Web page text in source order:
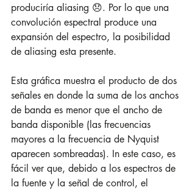
produciría aliasing 😞. Por lo que una
convolución espectral produce una
expansión del espectro, la posibilidad
de aliasing esta presente.
Esta gráfica muestra el producto de dos
señales en donde la suma de los anchos
de banda es menor que el ancho de
banda disponible (las frecuencias
mayores a la frecuencia de Nyquist
aparecen sombreadas). In este caso, es
fácil ver que, debido a los espectros de
la fuente y la señal de control, el